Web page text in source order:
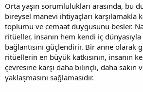
Orta yaşın sorumlulukları arasında, bu
bireysel manevi ihtiyaçları karşılamakla
toplumu ve cemaat duygusunu besler.
ritüeller, insanın hem kendi iç
bağlantısını güçlendirir. Bir anne olarak
ritüellerin en büyük katkısının, insanın
çevresine karşı daha bilinçli, daha sakin
yaklaşmasını sağlamasıdır.